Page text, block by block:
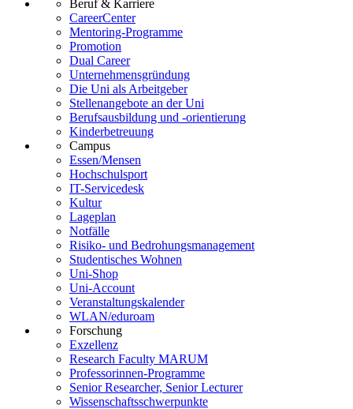
Beruf & Karriere
CareerCenter
Mentoring-Programme
Promotion
Dual Career
Unternehmensgründung
Die Uni als Arbeitgeber
Stellenangebote an der Uni
Berufsausbildung und -orientierung
Kinderbetreuung
Campus
Essen/Mensen
Hochschulsport
IT-Servicedesk
Kultur
Lageplan
Notfälle
Risiko- und Bedrohungsmanagement
Studentisches Wohnen
Uni-Shop
Uni-Account
Veranstaltungskalender
WLAN/eduroam
Forschung
Exzellenz
Research Faculty MARUM
Professorinnen-Programme
Senior Researcher, Senior Lecturer
Wissenschaftsschwerpunkte